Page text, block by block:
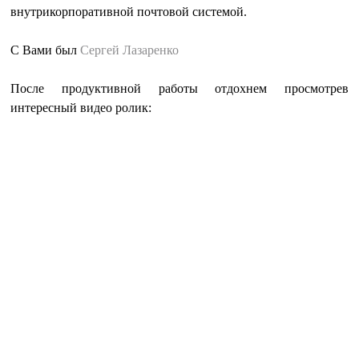
внутрикорпоративной почтовой системой.
С Вами былСергей Лазаренко
После продуктивной работы отдохнем просмотрев
интересный видео ролик: